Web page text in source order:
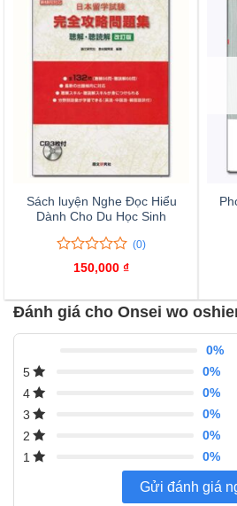
Sách luyện Nghe Đọc Hiểu
Dành Cho Du Học Sinh
đánh
giá
(0)
150,000 ₫
Đánh giá cho Onsei wo
0%
5
0%
4
0%
3
0%
2
0%
1
0%
Gửi đánh giá